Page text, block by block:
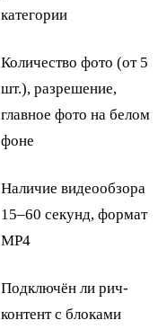
категории
Количество фото (от 5
шт.), разрешение,
главное фото на белом
фоне
Наличие видеообзора
15–60 секунд, формат
MP4
Подключён ли рич-
контент с блоками